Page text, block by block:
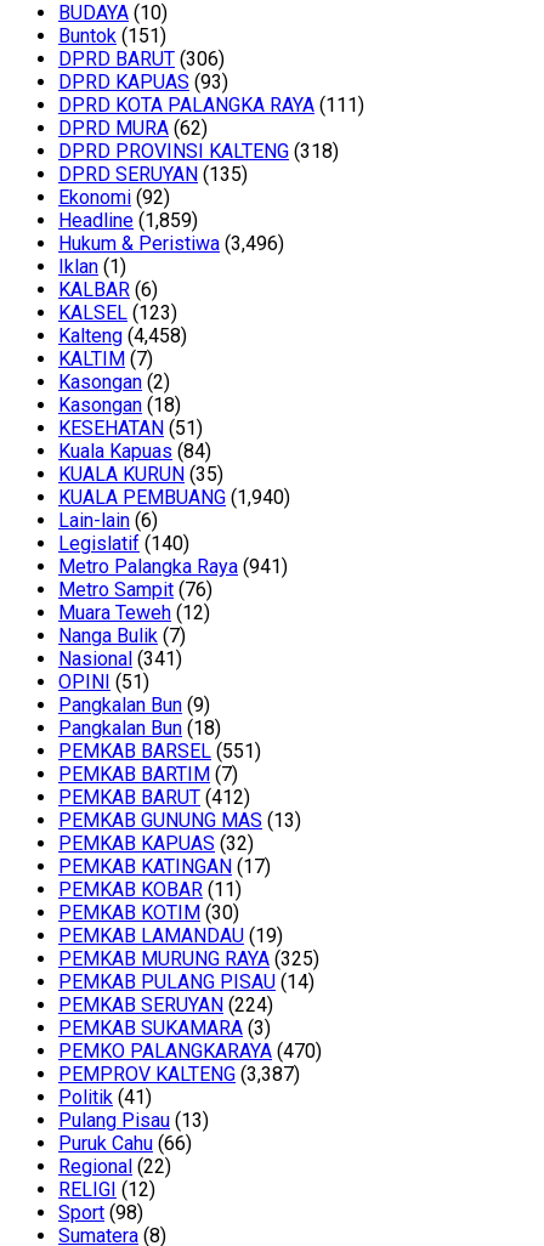
BUDAYA (10)
Buntok (151)
DPRD BARUT (306)
DPRD KAPUAS (93)
DPRD KOTA PALANGKA RAYA (111)
DPRD MURA (62)
DPRD PROVINSI KALTENG (318)
DPRD SERUYAN (135)
Ekonomi (92)
Headline (1,859)
Hukum & Peristiwa (3,496)
Iklan (1)
KALBAR (6)
KALSEL (123)
Kalteng (4,458)
KALTIM (7)
Kasongan (2)
Kasongan (18)
KESEHATAN (51)
Kuala Kapuas (84)
KUALA KURUN (35)
KUALA PEMBUANG (1,940)
Lain-lain (6)
Legislatif (140)
Metro Palangka Raya (941)
Metro Sampit (76)
Muara Teweh (12)
Nanga Bulik (7)
Nasional (341)
OPINI (51)
Pangkalan Bun (9)
Pangkalan Bun (18)
PEMKAB BARSEL (551)
PEMKAB BARTIM (7)
PEMKAB BARUT (412)
PEMKAB GUNUNG MAS (13)
PEMKAB KAPUAS (32)
PEMKAB KATINGAN (17)
PEMKAB KOBAR (11)
PEMKAB KOTIM (30)
PEMKAB LAMANDAU (19)
PEMKAB MURUNG RAYA (325)
PEMKAB PULANG PISAU (14)
PEMKAB SERUYAN (224)
PEMKAB SUKAMARA (3)
PEMKO PALANGKARAYA (470)
PEMPROV KALTENG (3,387)
Politik (41)
Pulang Pisau (13)
Puruk Cahu (66)
Regional (22)
RELIGI (12)
Sport (98)
Sumatera (8)